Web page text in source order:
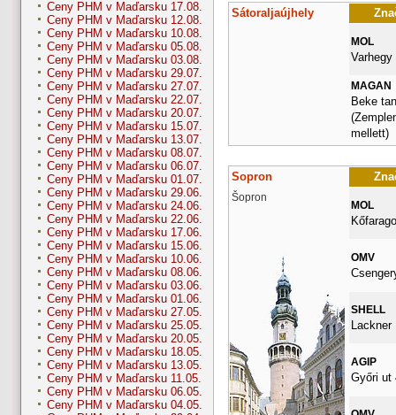
Ceny PHM v Maďarsku 17.08.
Ceny PHM v Maďarsku 12.08.
Ceny PHM v Maďarsku 10.08.
Ceny PHM v Maďarsku 05.08.
Ceny PHM v Maďarsku 03.08.
Ceny PHM v Maďarsku 29.07.
Ceny PHM v Maďarsku 27.07.
Ceny PHM v Maďarsku 22.07.
Ceny PHM v Maďarsku 20.07.
Ceny PHM v Maďarsku 15.07.
Ceny PHM v Maďarsku 13.07.
Ceny PHM v Maďarsku 08.07.
Ceny PHM v Maďarsku 06.07.
Ceny PHM v Maďarsku 01.07.
Ceny PHM v Maďarsku 29.06.
Ceny PHM v Maďarsku 24.06.
Ceny PHM v Maďarsku 22.06.
Ceny PHM v Maďarsku 17.06.
Ceny PHM v Maďarsku 15.06.
Ceny PHM v Maďarsku 10.06.
Ceny PHM v Maďarsku 08.06.
Ceny PHM v Maďarsku 03.06.
Ceny PHM v Maďarsku 01.06.
Ceny PHM v Maďarsku 27.05.
Ceny PHM v Maďarsku 25.05.
Ceny PHM v Maďarsku 20.05.
Ceny PHM v Maďarsku 18.05.
Ceny PHM v Maďarsku 13.05.
Ceny PHM v Maďarsku 11.05.
Ceny PHM v Maďarsku 06.05.
Ceny PHM v Maďarsku 04.05.
Sátoraljaújhely
MOL
MAGAN
Beke
mellett)
Sopron
Šopron
MOL
OMV
SHELL
AGIP
Győri ut